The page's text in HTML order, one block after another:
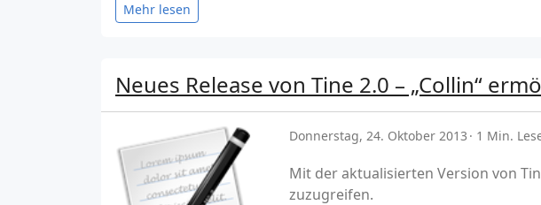
Mehr lesen
Neues Release von Tine 2.0 – „Collin“
Donnerstag, 24. Oktober 2013 1 Min.
Mit der aktualisierten Version von
zuzugreifen.